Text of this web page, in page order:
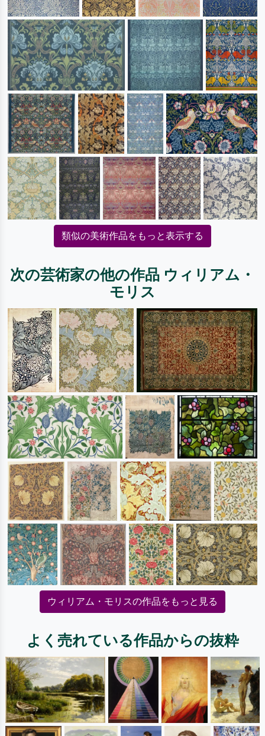
類似の美術作品をもっと表示する
次の芸術家の他の作品 ウィリアム・
モリス
ウィリアム・モリスの作品をもっと見る
よく売れている作品からの抜粋